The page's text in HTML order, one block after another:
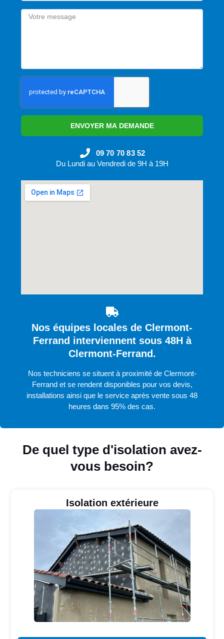
De quel type d'isolation avez-
vous besoin?
Isolation extérieure
ENVOYER MA DEMANDE
09 70 70 83 52
Du Lundi au Vendredi de 9H à 19H
Nos équipes locales de Clermont-
Ferrand interviennent sous 48H à
Clermont-Ferrand.
Nos techniciens se situent à proximité de Clermont-
Ferrand et se rendent disponibles pour vos devis,
installations ainsi que le service après vente sous 48
heures dans 95% des cas.